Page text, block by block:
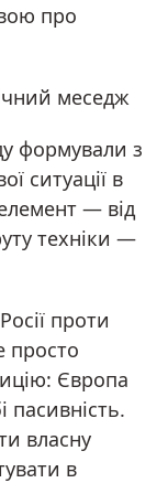
про
меседж
формували з
ситуації в
— від
техніки —
проти
просто
Європа
власну
в